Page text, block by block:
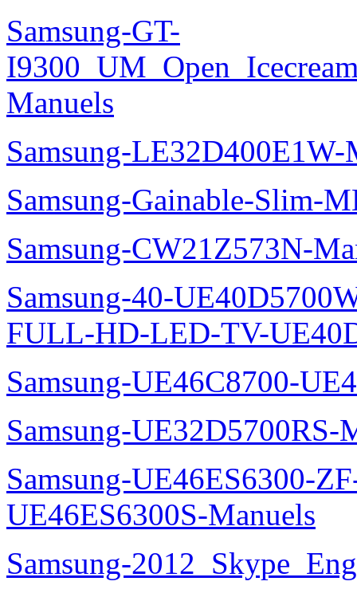
Samsung-GT-
Manuels
Samsung-LE32D400E1W-
Samsung-Gainable-Slim-
Samsung-CW21Z573N-
Samsung-40-
FULL-HD-LED-TV-
Samsung-UE46C8700-
Samsung-UE32D5700RS-
Samsung-UE46ES6300-
UE46ES6300S-Manuels
Samsung-